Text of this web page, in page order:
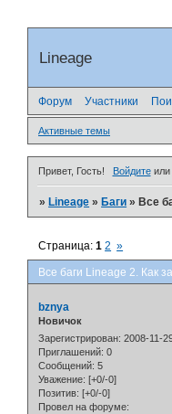
Lineage
Форум Участники
Активные темы
Привет, Гость! Войдитеили
»Lineage »Баги »Все
Все баги Lineage 2. Как
Страница:1 2 »
bznya
Новичок
Зарегистрирован: 2008-11-
Приглашений: 0
Сообщений: 5
Уважение: [+0/-0]
Позитив: [+0/-0]
Провел на форуме: